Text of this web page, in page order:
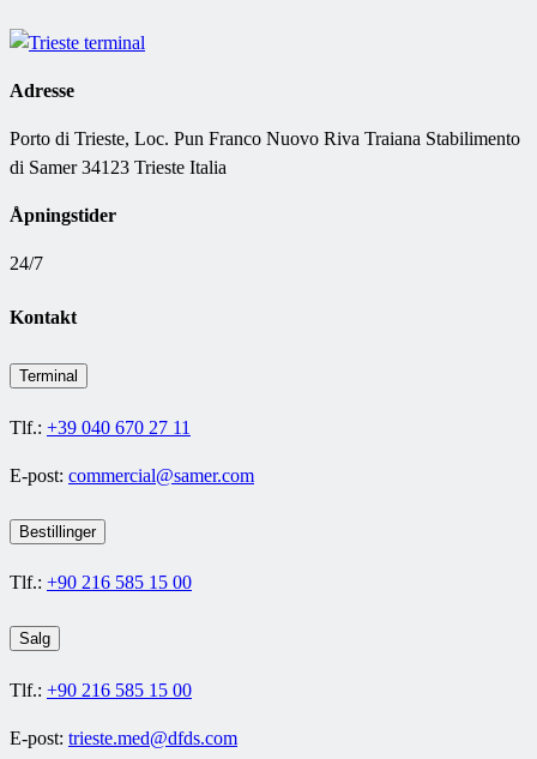
Adresse
Porto di Trieste, Loc. Pun Franco Nuovo Riva Traiana Stabilimento
di Samer 34123 Trieste Italia
Åpningstider
24/7
Kontakt
Terminal
Tlf.: +39 040 670 27 11
E-post: commercial@samer.com
Bestillinger
Tlf.: +90 216 585 15 00
Salg
Tlf.: +90 216 585 15 00
E-post: trieste.med@dfds.com